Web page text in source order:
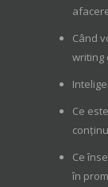
Când
writing
Ce
Ce
în